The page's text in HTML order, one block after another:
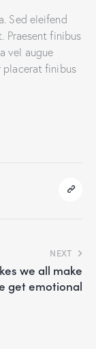
Sed eleifend
Praesent finibus
vel augue
placerat finibus
NEXT
we all make
get emotional